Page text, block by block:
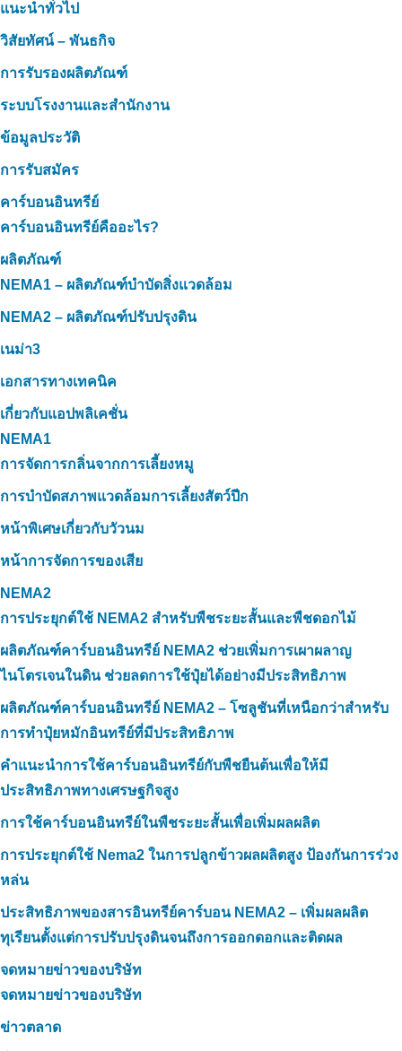
แนะนำทั่วไป
วิสัยทัศน์ – พันธกิจ
การรับรองผลิตภัณฑ์
ระบบโรงงานและสำนักงาน
ข้อมูลประวัติ
การรับสมัคร
คาร์บอนอินทรีย์
คาร์บอนอินทรีย์คืออะไร?
ผลิตภัณฑ์
NEMA1 – ผลิตภัณฑ์บำบัดสิ่งแวดล้อม
NEMA2 – ผลิตภัณฑ์ปรับปรุงดิน
เนม่า3
เอกสารทางเทคนิค
เกี่ยวกับแอปพลิเคชั่น
NEMA1
การจัดการกลิ่นจากการเลี้ยงหมู
การบำบัดสภาพแวดล้อมการเลี้ยงสัตว์ปีก
หน้าพิเศษเกี่ยวกับวัวนม
หน้าการจัดการของเสีย
NEMA2
การประยุกต์ใช้ NEMA2 สำหรับพืชระยะสั้นและพืชดอกไม้
ผลิตภัณฑ์คาร์บอนอินทรีย์ NEMA2 ช่วยเพิ่มการเผาผลาญ
ไนโตรเจนในดิน ช่วยลดการใช้ปุ๋ยได้อย่างมีประสิทธิภาพ
ผลิตภัณฑ์คาร์บอนอินทรีย์ NEMA2 – โซลูชันที่เหนือกว่าสำหรับ
การทำปุ๋ยหมักอินทรีย์ที่มีประสิทธิภาพ
คำแนะนำการใช้คาร์บอนอินทรีย์กับพืชยืนต้นเพื่อให้มี
ประสิทธิภาพทางเศรษฐกิจสูง
การใช้คาร์บอนอินทรีย์ในพืชระยะสั้นเพื่อเพิ่มผลผลิต
การประยุกต์ใช้ Nema2 ในการปลูกข้าวผลผลิตสูง ป้องกันการร่วง
หล่น
ประสิทธิภาพของสารอินทรีย์คาร์บอน NEMA2 – เพิ่มผลผลิต
ทุเรียนตั้งแต่การปรับปรุงดินจนถึงการออกดอกและติดผล
จดหมายข่าวของบริษัท
จดหมายข่าวของบริษัท
ข่าวตลาด